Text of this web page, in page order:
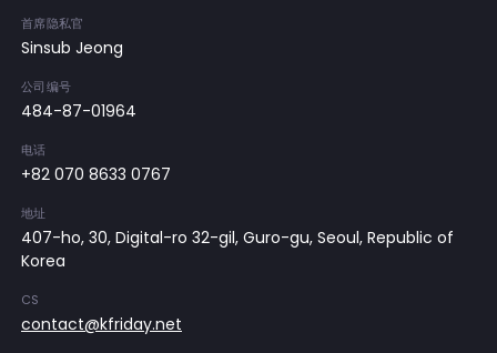
首席隐私官
Sinsub Jeong
公司编号
484-87-01964
电话
+82 070 8633 0767
地址
407-ho, 30, Digital-ro 32-gil, Guro-gu, Seoul, Republic of
Korea
CS
contact@kfriday.net